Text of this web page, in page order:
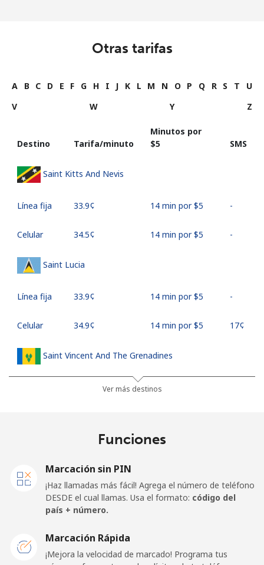
Otras tarifas
A B C D E F G H I J K L M N O P Q R S T
U
V
W Y Z
Destino Tarifa/minuto
Minutos por
⁦$5⁩
SMS
Saint Kitts And Nevis
Línea fija ⁦33.9¢⁩ 14 min por ⁦$5⁩ -
Celular ⁦34.5¢⁩ 14 min por ⁦$5⁩ -
Saint Lucia
Línea fija ⁦33.9¢⁩ 14 min por ⁦$5⁩ -
Celular ⁦34.9¢⁩ 14 min por ⁦$5⁩ ⁦17¢⁩
Saint Vincent And The Grenadines
16 min por ⁦$5⁩
Línea fija
⁦133.9¢⁩
San Marino
Ver más destinos
Funciones
Marcación sin PIN
¡Haz llamadas más fácil! Agrega el número de teléfono
DESDE el cual llamas. Usa el formato: código del
país + número.
Marcación Rápida
¡Mejora la velocidad de marcado! Programa tus